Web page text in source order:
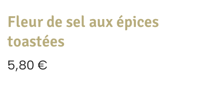
Fleur de sel aux épices
toastées
5,80 €